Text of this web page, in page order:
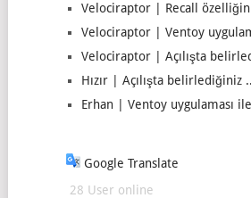
Velociraptor | Recall
Velociraptor | Ventoy
Velociraptor | Açılışta
Hızır | Açılışta belirlediğiniz
Erhan | Ventoy uygulaması
Google Translate
28 User online